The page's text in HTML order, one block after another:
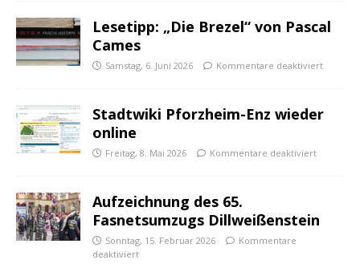
Lesetipp: „Die Brezel“ von Pascal
Cames
Samstag, 6. Juni 2026 Kommentare deaktiviert
Stadtwiki Pforzheim-Enz wieder
online
Freitag, 8. Mai 2026 Kommentare deaktiviert
Aufzeichnung des 65.
Fasnetsumzugs Dillweißenstein
Sonntag, 15. Februar 2026
Kommentare
deaktiviert